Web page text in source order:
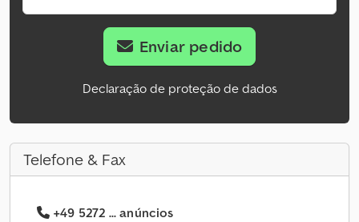
Enviar pedido
Declaração de proteção de dados
Telefone & Fax
+49 5272 ... anúncios